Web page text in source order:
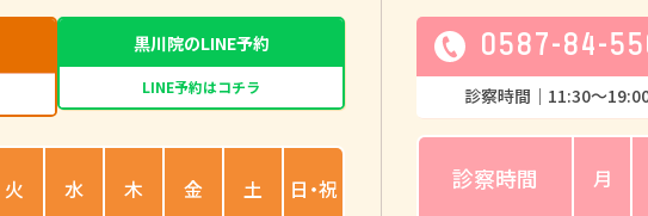
黒川院のLINE予約
LINE予約はコチラ
火 水 木 金 土 日・祝
0587-84-
診察時間｜ 11:30〜
診察時間 月